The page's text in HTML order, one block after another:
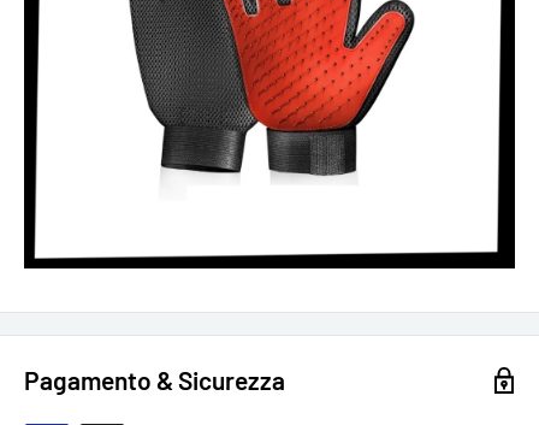
Pagamento & Sicurezza